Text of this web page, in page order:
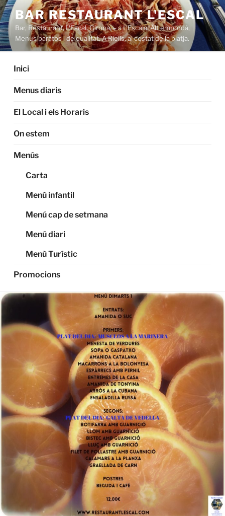
Saltar
al
contenido
BAR RESTAURANT L'ESCAL
Bar, Restaurant, L'Escal, Girona, – a L'Escala. Alt empordà,
Menus baratos i de qualitat. A Riells, al costat de la platja.
Inici
Menus diaris
El Local i els Horaris
On estem
Menús
Carta
Menú infantil
Menú cap de setmana
Menú diari
Menù Turístic
Promocions